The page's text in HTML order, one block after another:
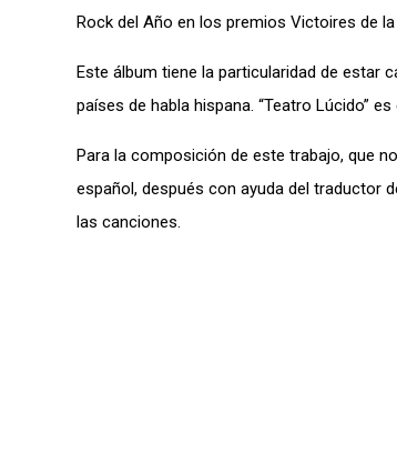
Rock del Año en los premios Victoires de
Este álbum tiene la particularidad de estar
países de habla hispana. “Teatro Lúcido”
Para la composición de este trabajo, que
español, después con ayuda del traductor
las canciones.